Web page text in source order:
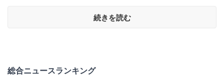
続きを読む
総合ニュースランキング